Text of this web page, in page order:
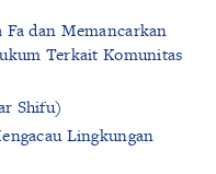
Fa dan Memancarkan
Terkait Komunitas
Shifu)
Lingkungan